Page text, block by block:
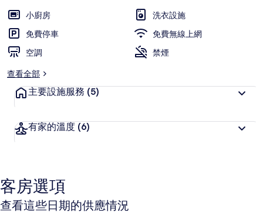
小廚房
洗衣設施
免費停車
免費無線上網
空調
禁煙
查看全部
主要設施服務 (5)
有家的溫度 (6)
客房選項
查看這些日期的供應情況